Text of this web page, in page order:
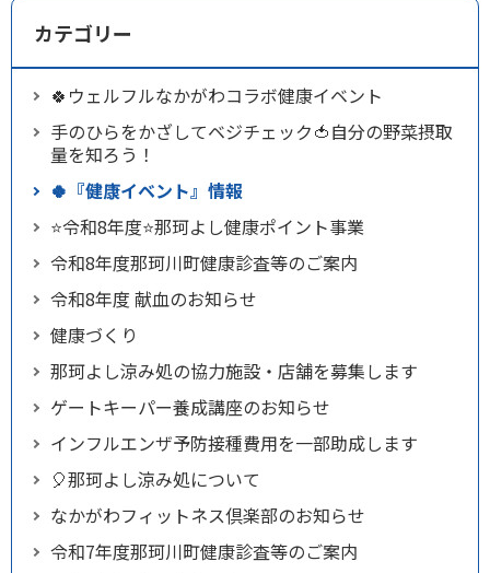
カテゴリー
🍀ウェルフルなかがわコラボ健康イベント
手のひらをかざしてベジチェック🍅自分の野菜摂取
量を知ろう！
🍀『健康イベント』情報
⭐令和8年度⭐那珂よし健康ポイント事業
令和8年度那珂川町健康診査等のご案内
令和8年度 献血のお知らせ
健康づくり
那珂よし涼み処の協力施設・店舗を募集します
ゲートキーパー養成講座のお知らせ
インフルエンザ予防接種費用を一部助成します
🎈那珂よし涼み処について
なかがわフィットネス倶楽部のお知らせ
令和7年度那珂川町健康診査等のご案内